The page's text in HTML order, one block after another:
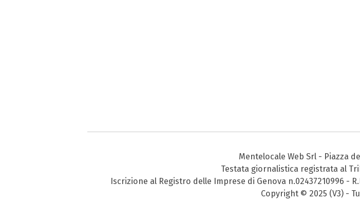
Mentelocale Web Srl - Piazza
Testata giornalistica registrata al
Iscrizione al Registro delle Imprese di Genova n.02437210996 -
Copyright © 2025 (V3) -